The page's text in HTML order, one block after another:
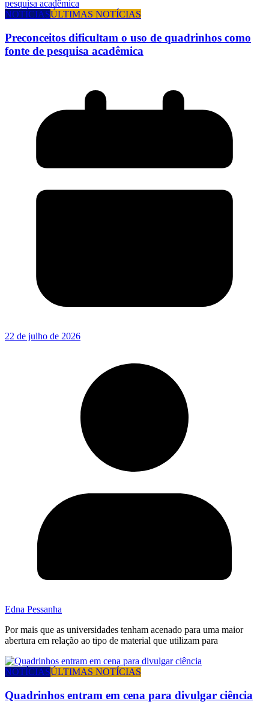
NOTÍCIASÚLTIMAS NOTÍCIAS
Preconceitos dificultam o uso de quadrinhos como
fonte de pesquisa acadêmica
22 de julho de 2026
Edna Pessanha
Por mais que as universidades tenham acenado para uma maior
abertura em relação ao tipo de material que utilizam para
NOTÍCIASÚLTIMAS NOTÍCIAS
Quadrinhos entram em cena para divulgar ciência